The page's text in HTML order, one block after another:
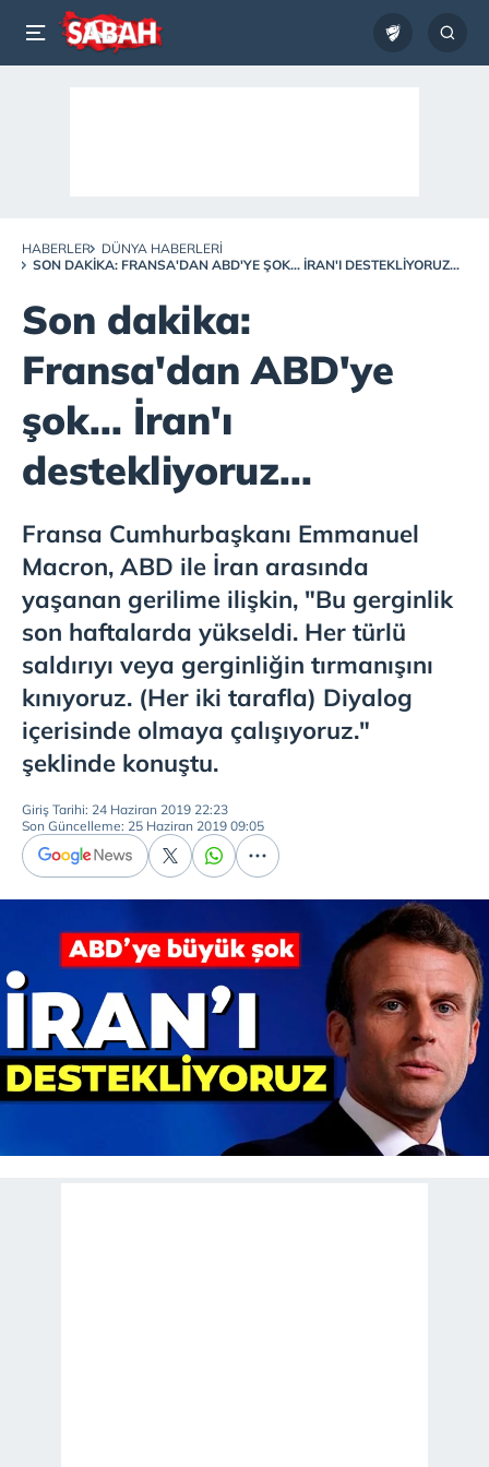
HABERLER
DÜNYA HABERLERI
SON DAKIKA: FRANSA'DAN ABD'YE ŞOK... İRAN'I DESTEKLIYORUZ...
Son dakika:
Fransa'dan ABD'ye
şok... İran'ı
destekliyoruz...
Fransa Cumhurbaşkanı Emmanuel
Macron, ABD ile İran arasında
yaşanan gerilime ilişkin, "Bu gerginlik
son haftalarda yükseldi. Her türlü
saldırıyı veya gerginliğin tırmanışını
kınıyoruz. (Her iki tarafla) Diyalog
içerisinde olmaya çalışıyoruz."
şeklinde konuştu.
Giriş Tarihi: 24 Haziran 2019 22:23
Son Güncelleme: 25 Haziran 2019 09:05